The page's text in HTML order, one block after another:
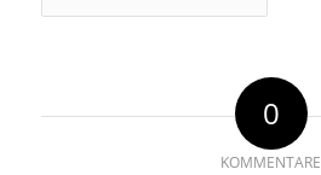
0
KOMMENTARE